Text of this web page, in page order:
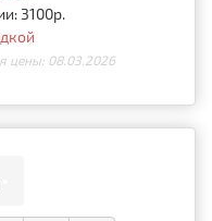
3100р.
цены: 08.03.2026